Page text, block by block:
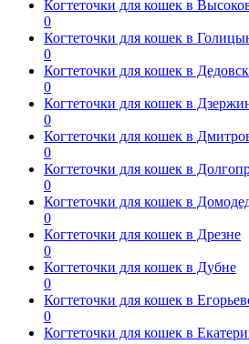
Когтеточки для кошек в
0
Когтеточки для кошек в
0
Когтеточки для кошек в
0
Когтеточки для кошек в
0
Когтеточки для кошек в
0
Когтеточки для кошек в
0
Когтеточки для кошек в
0
Когтеточки для кошек в Дрезне
0
Когтеточки для кошек в Дубне
0
Когтеточки для кошек в
0
Когтеточки для кошек в